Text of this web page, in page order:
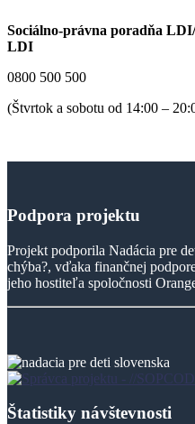
Sociálno-právna poradňa
LDI
0800 500 500
(Štvrtok a sobotu od 14:00 –
Podpora projektu
Projekt podporila Nadácia pre
chýba?, vďaka finančnej
jeho hostiteľa spoločnosti
Štatistiky návštevnosti